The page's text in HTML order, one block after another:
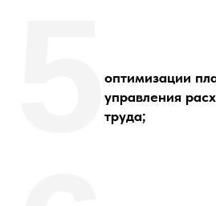
оптимизации
управления
труда;
5